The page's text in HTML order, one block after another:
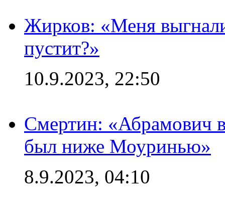
Жирков: «Меня
пустит?»
10.9.2023, 22:50
Смертин: «Абрамович в
был ниже Моуринью»
8.9.2023, 04:10